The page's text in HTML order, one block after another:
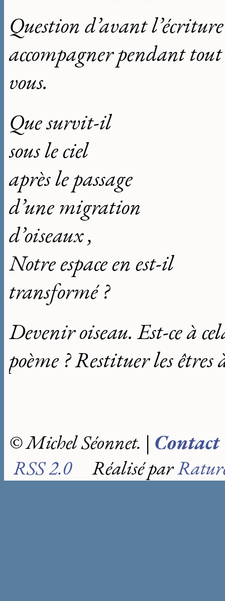
Question d’avant
accompagner pendant tout
vous.
Que survit-il
sous le ciel
après le passage
d’une migration
d’oiseaux ,
Notre espace en est-il
transformé ?
Devenir oiseau. Est-ce à
poème ? Restituer les
© Michel Séonnet. | Contact
RSS 2.0Réalisé par